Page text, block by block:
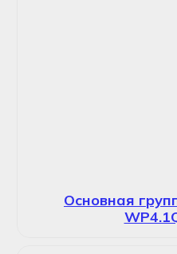
Основная